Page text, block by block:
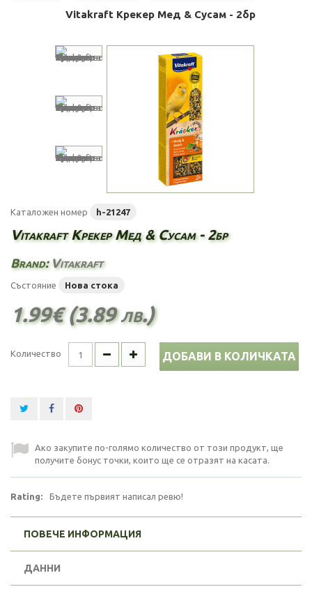
Vitakraft Крекер Мед & Сусам - 2бр
Каталожен номер h-21247
Vitakraft Крекер Мед & Сусам - 2бр
Brand: Vitakraft
Състояние Нова стока
1.99€ (3.89 лв.)
Количество ДОБАВИ В КОЛИЧКАТА
Ако закупите по-голямо количество от този продукт, ще
получите бонус точки, които ще се отразят на касата.
Rating: Бъдете първият написал ревю!
ПОВЕЧЕ ИНФОРМАЦИЯ
ДАННИ